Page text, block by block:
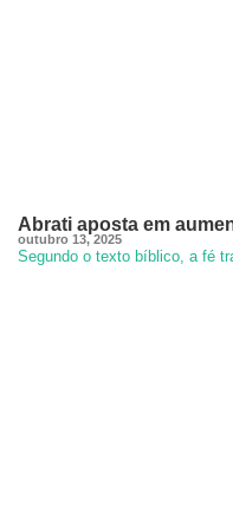
Abrati aposta em
outubro 13, 2025
Segundo o texto bíblico, a fé